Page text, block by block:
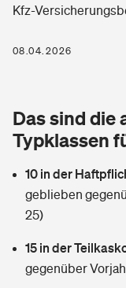
Rentenrechner: Wie
Wer versichert was:
Sie haben Fragen?
Photovoltaik
Wärmepumpen
Zur Übersicht
Reiseversicherung
Private
Zur Übersicht
Kfz-
08.04.2026
Das sind die
Typklassen
10 in der
geblieben
25)
15 in der
gegenüber